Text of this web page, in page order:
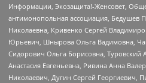
Информации, Экозащита!-Женсовет,
антимонопольная ассоциация, Бедушев
Николаевна, Кривенко Сергей
Юрьевич, Шнырова Ольга Вадимовна,
Сидорович Ольга Борисовна, Туровский
Анастасия Евгеньевна, Ривина Анна
Николаевич, Дугин Сергей Георгиевич,